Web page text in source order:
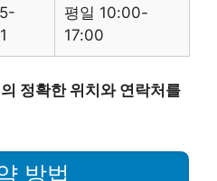
평일 10:00-
17:00
정확한 위치와 연락처를
방법